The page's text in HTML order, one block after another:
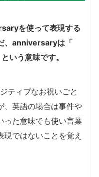
を使って表現する
、anniversaryは「
いう意味です。
ティブなお祝いごと
、英語の場合は事件や
った意味でも使い言葉
ではないことを覚え